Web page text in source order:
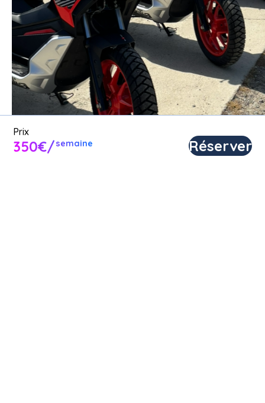
Réserver
Prix
350€/semaine
Louer un scooter entre
particuliers ou proposer un
scooter en location.
Poster une annonce